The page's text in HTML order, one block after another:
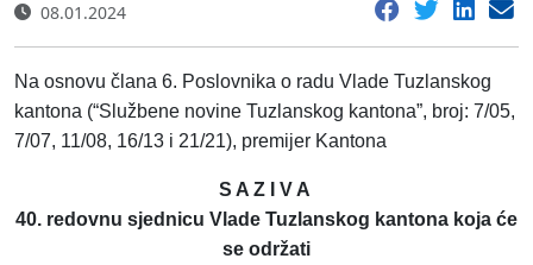
08.01.2024
Na osnovu člana 6. Poslovnika o radu Vlade Tuzlanskog
kantona (“Službene novine Tuzlanskog kantona”, broj: 7/05,
7/07, 11/08, 16/13 i 21/21), premijer Kantona
S A Z I V A
40. redovnu sjednicu Vlade Tuzlanskog kantona koja će
se održati